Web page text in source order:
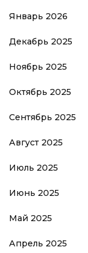
Январь 2026
Декабрь 2025
Ноябрь 2025
Октябрь 2025
Сентябрь 2025
Август 2025
Июль 2025
Июнь 2025
Май 2025
Апрель 2025